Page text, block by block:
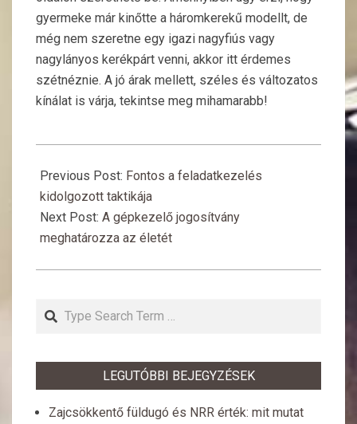
gyermeke már kinőtte a háromkerekű modellt, de
még nem szeretne egy igazi nagyfiús vagy
nagylányos kerékpárt venni, akkor itt érdemes
szétnéznie. A jó árak mellett, széles és változatos
kínálat is várja, tekintse meg mihamarabb!
06-
15
Previous Post: Fontos a feladatkezelés
kidolgozott taktikája
Next Post: A gépkezelő jogosítvány
meghatározza az életét
Search
LEGUTÓBBI BEJEGYZÉSEK
Zajcsökkentő füldugó és NRR érték: mit mutat